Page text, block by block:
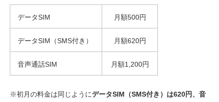
データSIM 月額500円
データSIM（SMS付き） 月額620円
音声通話SIM 月額1,200円
※初月の料金は同じようにデータSIM（SMS付き）は620円、音